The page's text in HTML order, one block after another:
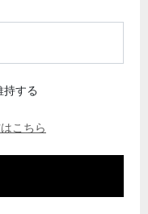
持する
こちら